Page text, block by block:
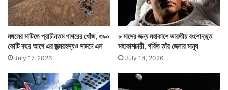
মঙ্গলের মাটিতে প্রাচীনতম পাথরের খোঁজ, ৩৯০
কোটি বছর আগে এর জন্মরহস্যও সামনে এল
July 17, 2026
৮ মাসের জন্য মহাকাশে ভারতীয় বংশোদ্ভূত
মহাকাশচারী, গর্বিত তাঁর জেলার মানুষ
July 14, 2026